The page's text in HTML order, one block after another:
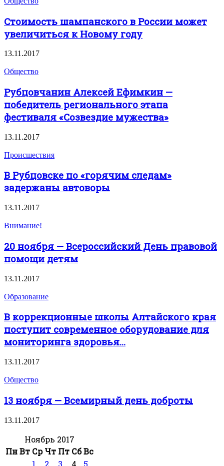
Стоимость шампанского в России может
увеличиться к Новому году
13.11.2017
Общество
Рубцовчанин Алексей Ефимкин —
победитель регионального этапа
фестиваля «Созвездие мужества»
13.11.2017
Происшествия
В Рубцовске по «горячим следам»
задержаны автоворы
13.11.2017
Внимание!
20 ноября — Всероссийский День правовой
помощи детям
13.11.2017
Образование
В коррекционные школы Алтайского края
поступит современное оборудование для
мониторинга здоровья...
13.11.2017
Общество
13 ноября — Всемирный день доброты
13.11.2017
Ноябрь 2017
ПнВт Ср Чт Пт СбВс
1
2 3 4
5